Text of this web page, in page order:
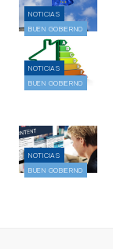
NOTICIAS
BUEN GOBIERNO
NOTICIAS
BUEN GOBIERNO
NOTICIAS
BUEN GOBIERNO